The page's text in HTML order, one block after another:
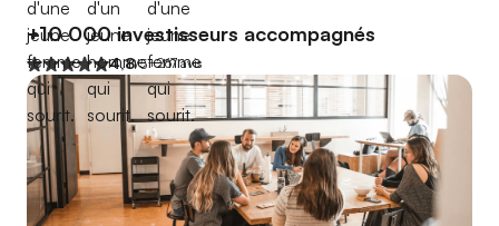
+10 000 investisseurs accompagnés
4,8/5+267 avis